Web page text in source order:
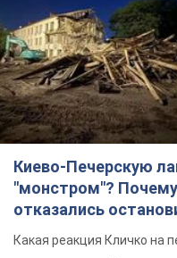
Киево-Печерскую
"монстром"?
отказались
небоскреба
Какая реакция Кличко на